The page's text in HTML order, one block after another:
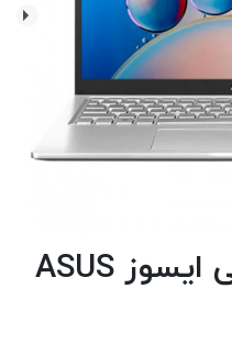
لپ تاپ 15.6 اینچی ایسوز ASUS